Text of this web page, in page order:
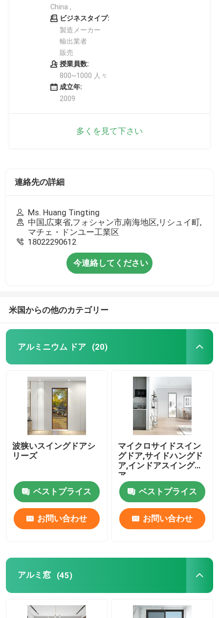
China ,
ビジネスタイプ:
製造メーカー
輸出業者
販売
授業員数:
800~1000 人々
成立年:
2009
多くを見て下さい
連絡先の詳細
Ms. Huang Tingting
中国,広東省,フォシャン市,南海地区,リシュイ町,
マチェ・ドンユー工業区
18022290612
今連絡してください
米国からの他のカテゴリー
アルミニウム ドア (20)
波狭いスイングドアシ
リーズ
ベストプライス
お問い合わせ
マイクロサイドスイン
グドア,サイドハングド
ア,インドアスイングド
ア
ベストプライス
お問い合わせ
アルミ窓 (45)